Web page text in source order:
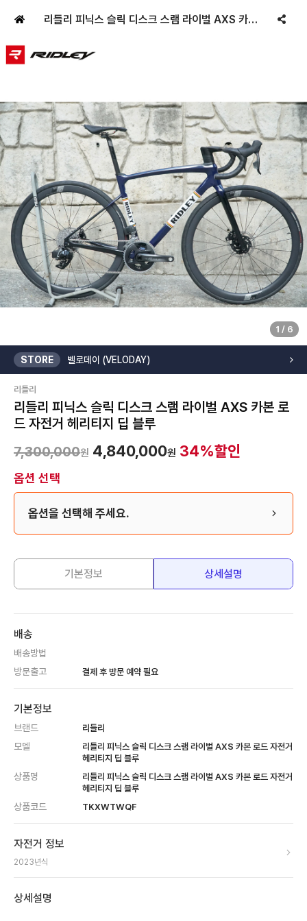
리들리 피닉스 슬릭 디스크 스램 라이벌 AXS 카본 로드 자전거 헤리티지 딥 블루
1 / 6
STORE 벨로데이 (VELODAY)
리들리
리들리 피닉스 슬릭 디스크 스램 라이벌 AXS 카본 로
드 자전거 헤리티지 딥 블루
7,300,000원 4,840,000원 34%할인
옵션 선택
옵션을 선택해 주세요.
기본정보 상세설명
배송
배송방법
방문출고
결제 후 방문 예약 필요
기본정보
브랜드 리들리
모델
리들리 피닉스 슬릭 디스크 스램 라이벌 AXS 카본 로드 자전거
헤리티지 딥 블루
상품명
리들리 피닉스 슬릭 디스크 스램 라이벌 AXS 카본 로드 자전거
헤리티지 딥 블루
상품코드 TKXWTWQF
자전거 정보
2023년식
상세설명